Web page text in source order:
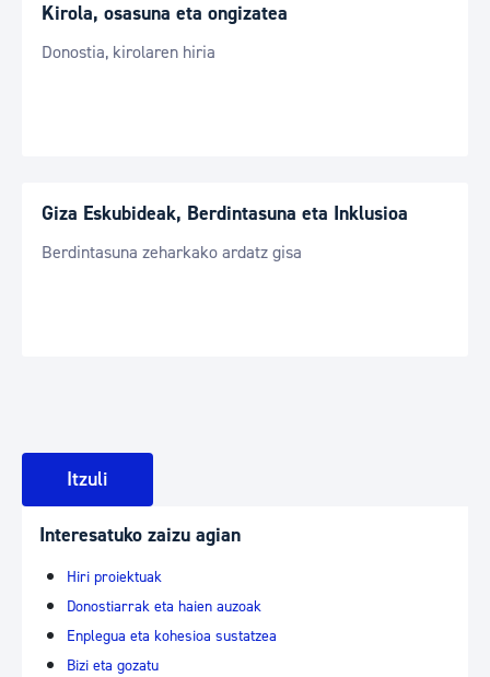
Kirola, osasuna eta ongizatea
Donostia, kirolaren hiria
Giza Eskubideak, Berdintasuna eta Inklusioa
Berdintasuna zeharkako ardatz gisa
Itzuli
Interesatuko zaizu agian
Hiri proiektuak
Donostiarrak eta haien auzoak
Enplegua eta kohesioa sustatzea
Bizi eta gozatu